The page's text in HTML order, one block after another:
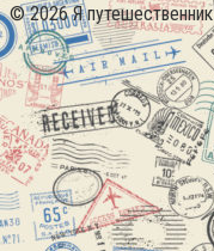
© 2026 Я путешественник